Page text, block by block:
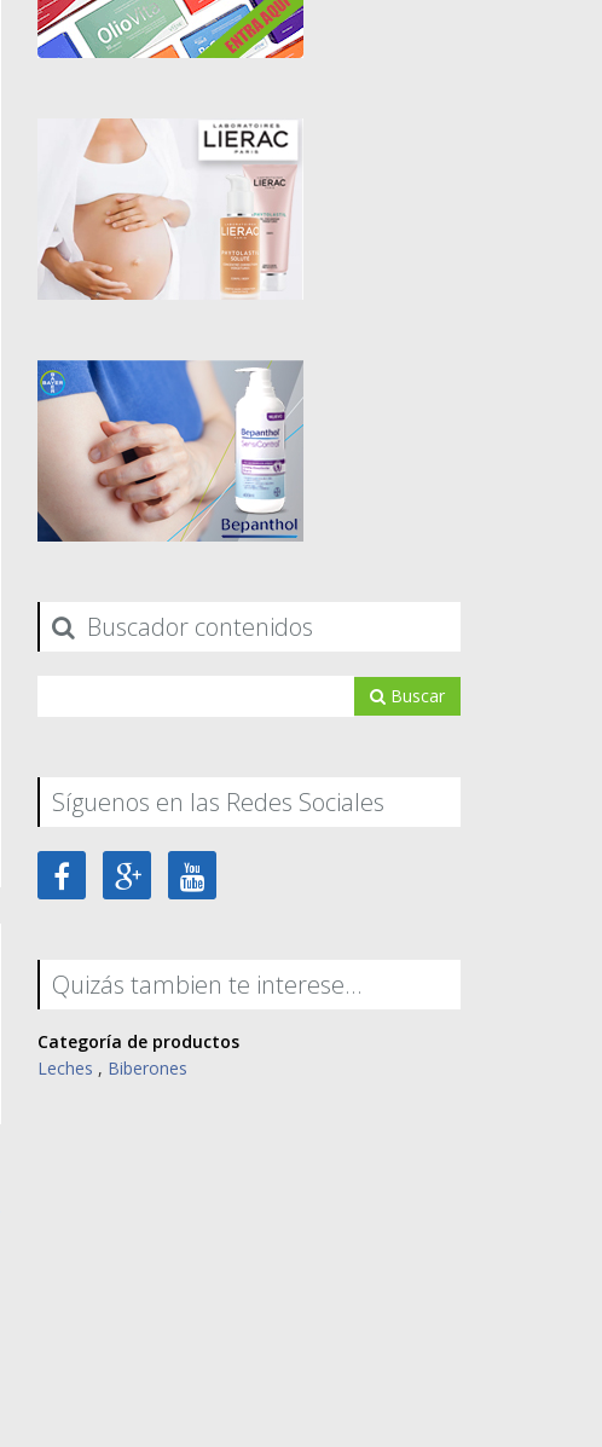
Buscador contenidos
Buscar
Síguenos en las Redes Sociales
Quizás tambien te interese...
Categoría de productos
Leches , Biberones